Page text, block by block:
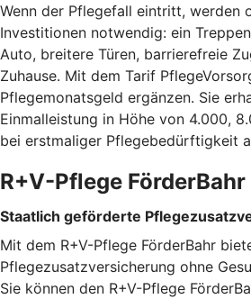
Wenn der Pflegefall eintritt, werden
Investitionen notwendig: ein
Auto, breitere Türen, barrierefreie
Zuhause. Mit dem Tarif
Pflegemonatsgeld ergänzen. Sie
Einmalleistung in Höhe von 4.000,
bei erstmaliger Pflegebedürftigkeit
R+V-Pflege FörderBahr
Staatlich geförderte
Mit dem R+V-Pflege FörderBahr
Pflegezusatzversicherung ohne
Sie können den R+V-Pflege